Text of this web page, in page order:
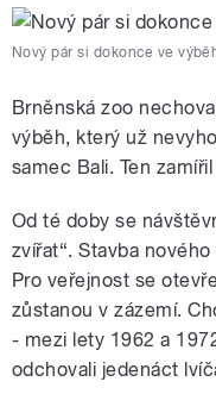
Nový pár si dokonce ve
Brněnská zoo
výběh, který už
samec Bali. Ten
Od té doby se
zvířat“. Stavba
Pro veřejnost se
zůstanou v zázemí.
- mezi lety 1962 a
odchovali jedenáct